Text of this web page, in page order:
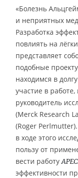
«Болезнь
и неприятных
Разработка
повлиять на
представляет
подобные проекту
находимся в
участие в
руководитель
(Merck Research
(Roger
в ходе этого
пользу от
вести работу
эффективности